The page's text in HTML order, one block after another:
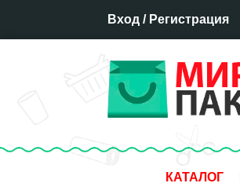
Вход / Регистрация
КАТАЛОГ